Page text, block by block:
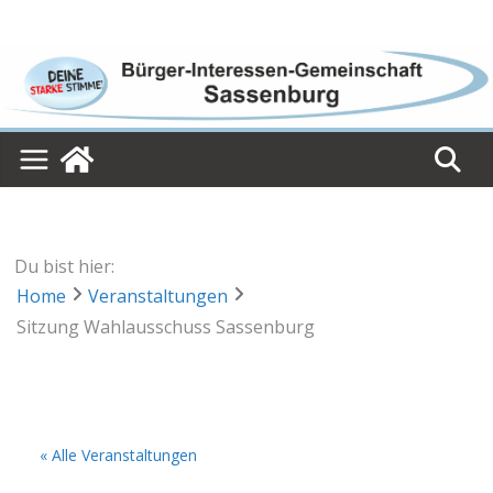
content
Du bist hier:
Home
Veranstaltungen
Sitzung Wahlausschuss Sassenburg
« Alle Veranstaltungen